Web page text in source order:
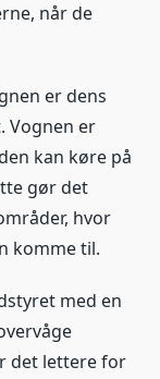
når de
er dens
Vognen er
kan køre på
gør det
hvor
komme til.
med en
det lettere for